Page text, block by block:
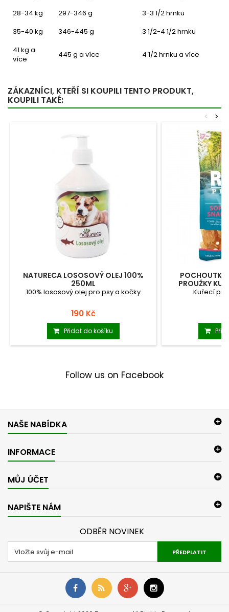
28-34 kg
297-346 g
3-3 1/2 hrnku
35-40 kg
346-445 g
3 1/2-4 1/2 hrnku
41 kg a
více
445 g a více 4 1/2 hrnku a více
ZÁKAZNÍCI, KTEŘÍ SI KOUPILI TENTO PRODUKT,
KOUPILI TAKÉ:
>
<
NATURECA LOSOSOVÝ OLEJ 100%
250ML
100% lososový olej pro psy a kočky
190 Kč
Přidat do košíku
POCHOUTKA
PROUŽKY
Kuřecí
Follow us on Facebook
NAŠE NABÍDKA
INFORMACE
MŮJ ÚČET
NAPIŠTE NÁM
ODBĚR NOVINEK
PŘEDPLATIT